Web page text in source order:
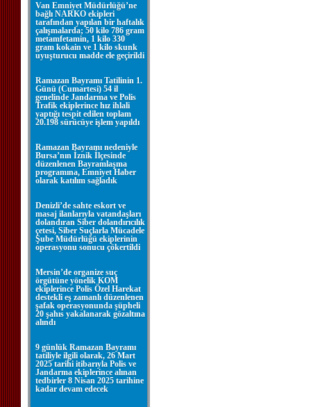
Van Emniyet Müdürlüğü’ne
bağlı NARKO ekipleri
tarafından yapılan bir haftalık
çalışmalarda; 50 kilo 786 gram
metamfetamin, 1 kilo 330
gram kokain ve 1 kilo skunk
uyuşturucu madde ele geçirildi
Ramazan Bayramı Tatilinin 1.
Günü (Cumartesi) 54 il
genelinde Jandarma ve Polis
Trafik ekiplerince hız ihlali
yaptığı tespit edilen toplam
20.198 sürücüye işlem yapıldı
Ramazan Bayramı nedeniyle
Bursa’nın İznik İlçesinde
düzenlenen Bayramlaşma
programına, Emniyet Haber
olarak katılım sağladık
Denizli’de sahte eskort ve
masaj ilanlarıyla vatandaşları
dolandıran Siber dolandırıcılık
çetesi, Siber Suçlarla Mücadele
Şube Müdürlüğü ekiplerinin
operasyonu sonucu çökertildi
Mersin’de organize suç
örgütüne yönelik KOM
ekiplerince Polis Özel Harekat
destekli eş zamanlı düzenlenen
şafak operasyonunda şüpheli
20 şahıs yakalanarak gözaltına
alındı
9 günlük Ramazan Bayramı
tatiliyle ilgili olarak, 26 Mart
2025 tarihi itibarıyla Polis ve
Jandarma ekiplerince alınan
tedbirler 8 Nisan 2025 tarihine
kadar devam edecek